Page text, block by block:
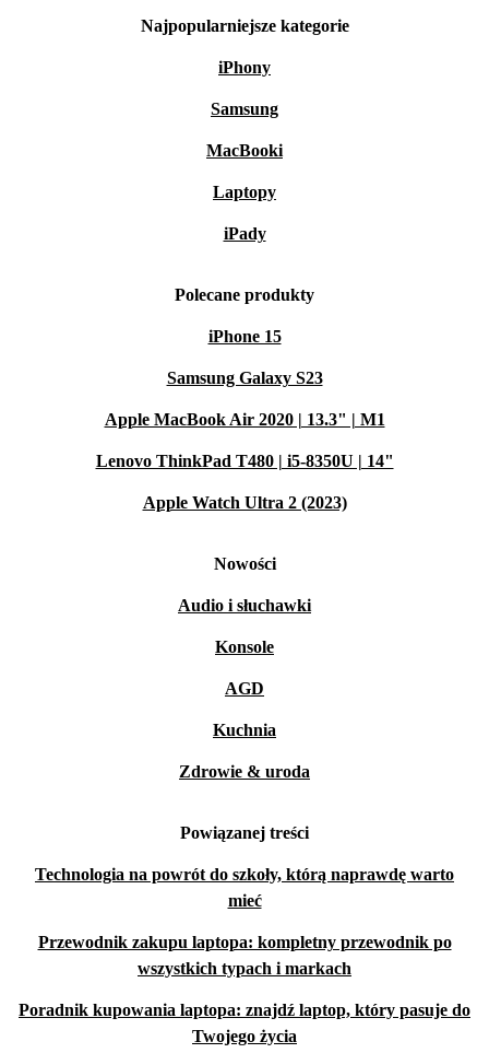
Najpopularniejsze kategorie
iPhony
Samsung
MacBooki
Laptopy
iPady
Polecane produkty
iPhone 15
Samsung Galaxy S23
Apple MacBook Air 2020 | 13.3" | M1
Lenovo ThinkPad T480 | i5-8350U | 14"
Apple Watch Ultra 2 (2023)
Nowości
Audio i słuchawki
Konsole
AGD
Kuchnia
Zdrowie & uroda
Powiązanej treści
Technologia na powrót do szkoły, którą naprawdę warto
mieć
Przewodnik zakupu laptopa: kompletny przewodnik po
wszystkich typach i markach
Poradnik kupowania laptopa: znajdź laptop, który pasuje do
Twojego życia